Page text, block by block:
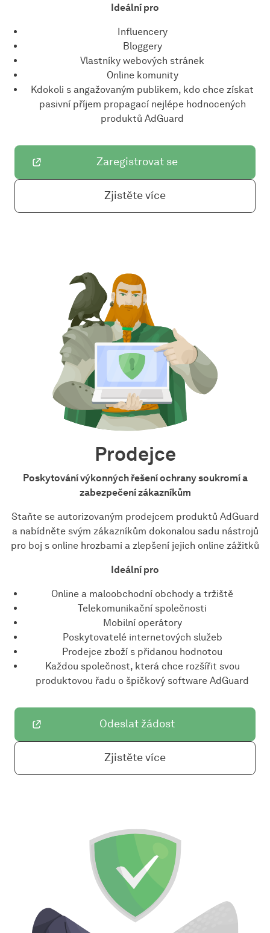
Ideální pro
Influencery
Bloggery
Vlastníky webových stránek
Online komunity
Kdokoli s angažovaným publikem, kdo chce získat
pasivní příjem propagací nejlépe hodnocených
produktů AdGuard
Zaregistrovat se
Zjistěte více
Prodejce
Poskytování výkonných řešení ochrany soukromí a
zabezpečení zákazníkům
Staňte se autorizovaným prodejcem produktů AdGuard
a nabídněte svým zákazníkům dokonalou sadu nástrojů
pro boj s online hrozbami a zlepšení jejich online zážitků
Ideální pro
Online a maloobchodní obchody a tržiště
Telekomunikační společnosti
Mobilní operátory
Poskytovatelé internetových služeb
Prodejce zboží s přidanou hodnotou
Každou společnost, která chce rozšířit svou
produktovou řadu o špičkový software AdGuard
Odeslat žádost
Zjistěte více